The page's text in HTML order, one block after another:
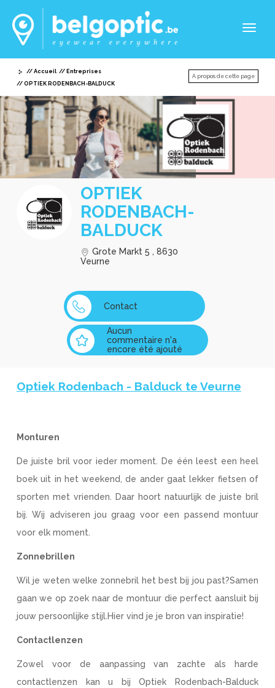
Accueil
Entreprises
OPTIEK RODENBACH-BALDUCK
A propos de cette page
OPTIEK
RODENBACH-
BALDUCK
Grote Markt 5 , 8630
Veurne
Contact
Aucun
commentaire n'a
encore été ajouté
Optiek Rodenbach - Balduck te Veurne
Monturen
De juiste bril voor ieder moment. De één leest een heel
boek uit in het weekend, de ander gaat lekker fietsen of
sporten met vrienden. Daar hoort natuurlijk de juiste bril
bij. Wij adviseren jou graag voor een passend montuur
voor elk moment.
Zonnebrillen
Wil je weten welke zonnebril het best bij jou past?Samen
gaan we op zoek naar de montuur die perfect aansluit bij
jouw persoonlijke stijl.Hier vind je je bron van inspiratie!
Contactlenzen
Zowel voor de aanpassing van zachte als harde
contactlenzen kan u bij Optiek Rodenbach-Balduck